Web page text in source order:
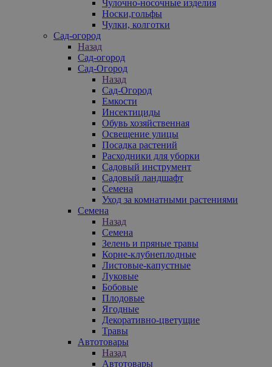
Чулочно-носочные изделия
Носки,гольфы
Чулки, колготки
Сад-огород
Назад
Сад-огород
Сад-Огород
Назад
Сад-Огород
Емкости
Инсектициды
Обувь хозяйственная
Освещение улицы
Посадка растений
Расходники для уборки
Садовый инструмент
Садовый ландшафт
Семена
Уход за комнатными растениями
Семена
Назад
Семена
Зелень и пряные травы
Корне-клубнеплодные
Листовые-капустные
Луковые
Бобовые
Плодовые
Ягодные
Декоративно-цветущие
Травы
Автотовары
Назад
Автотовары